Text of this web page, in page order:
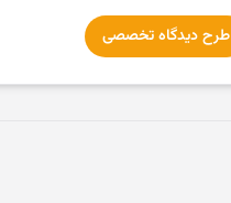
طرح دیدگاه تخصصی